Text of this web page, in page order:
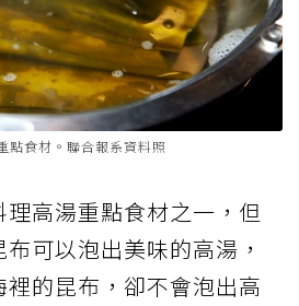
點食材。聯合報系資料照
高湯重點食材之一，但
可以泡出美味的高湯，
的昆布，卻不會泡出高